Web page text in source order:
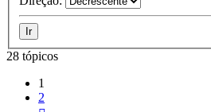
28 tópicos
1
2